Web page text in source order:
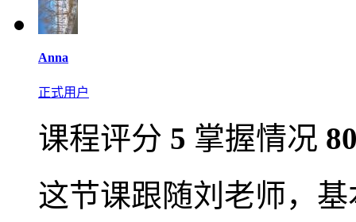
Anna
正式用户
课程评分 5 掌握情况
这节课跟随刘老师，